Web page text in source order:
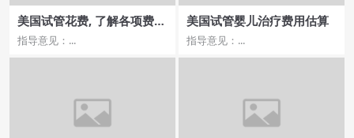
美国试管花费, 了解各项费用
具体构成
指导意见：...
美国试管婴儿治疗费用估算
指导意见：...